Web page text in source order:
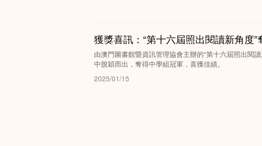
獲獎喜訊：“第十六屆照出閱讀新角度
由澳門圖書館暨資訊管理協會主辦的“第十六屆照出閱
中脫穎而出，奪得中學組冠軍，喜獲佳績。
2025/01/15